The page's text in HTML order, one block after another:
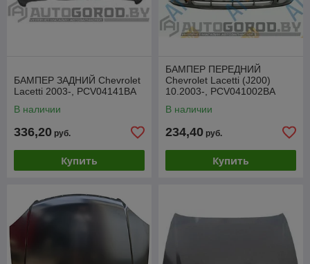
БАМПЕР ЗАДНИЙ Chevrolet
Lacetti 2003-, PCV04141BA
В наличии
336,20 руб.
Купить
БАМПЕР ПЕРЕДНИЙ
Chevrolet Lacetti (J200)
10.2003-, PCV041002BA
В наличии
234,40 руб.
Купить